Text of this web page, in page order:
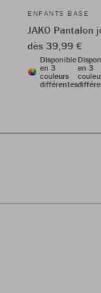
ENFANTS BASE
JAKO Pantalon
dès 39,99 €
Disponible
en 3
couleurs
différentes
en 3